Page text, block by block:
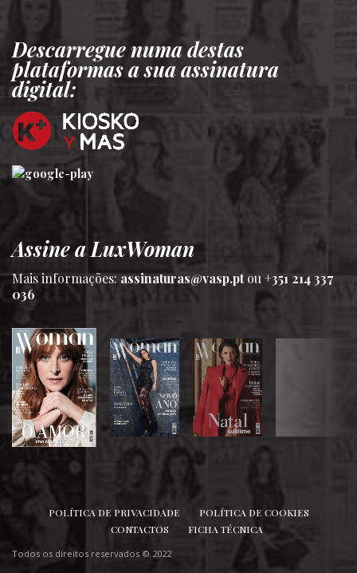
SIGA-NOS
Descarregue numa destas
plataformas a sua assinatura
digital:
Assine a LuxWoman
Mais informações:assinaturas@vasp.ptou +351 214 337
036
POLÍTICA DE PRIVACIDADE
POLÍTICA DE COOKIES
CONTACTOS
FICHA TÉCNICA
Todos os direitos reservados © 2022